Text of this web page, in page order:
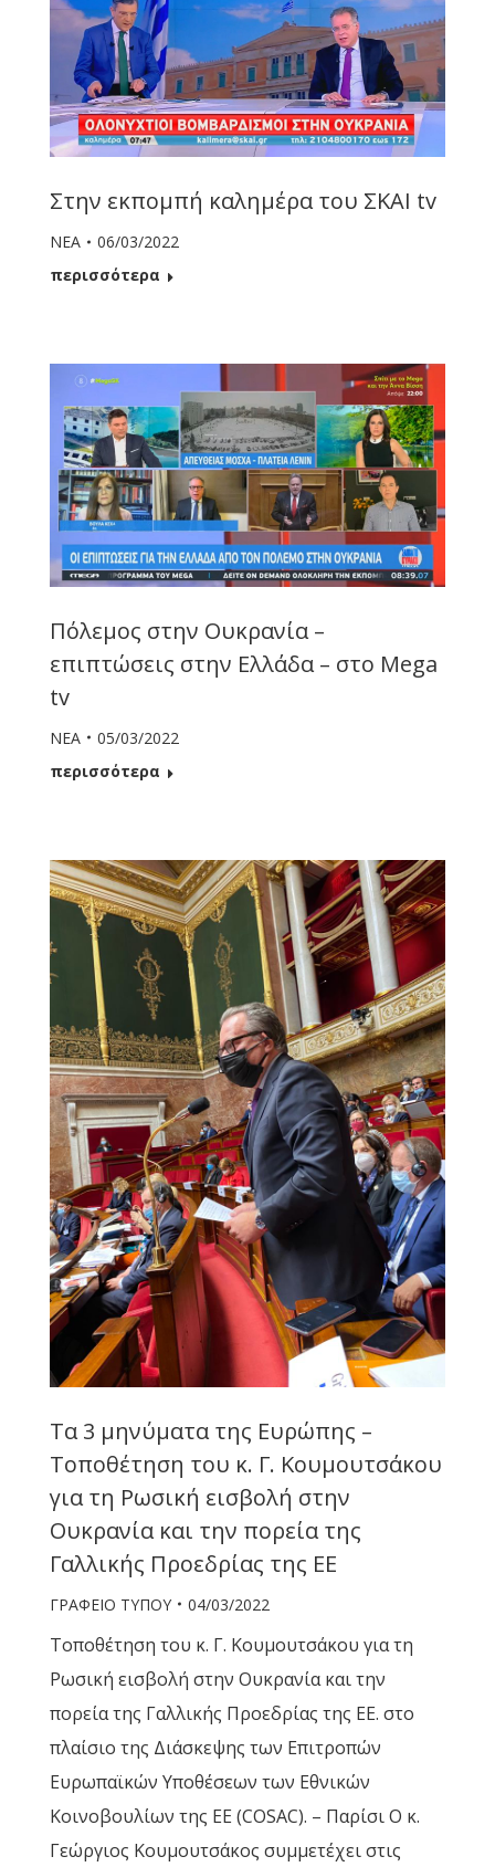
Στην εκπομπή καλημέρα του ΣΚΑΙ tv
ΝΕΑ
06/03/2022
περισσότερα
Πόλεμος στην Ουκρανία –
επιπτώσεις στην Ελλάδα – στο Mega
tv
ΝΕΑ
05/03/2022
περισσότερα
Τα 3 μηνύματα της Ευρώπης –
Τοποθέτηση του κ. Γ. Κουμουτσάκου
για τη Ρωσική εισβολή στην
Ουκρανία και την πορεία της
Γαλλικής Προεδρίας της ΕΕ
ΓΡΑΦΕΙΟ ΤΥΠΟΥ 04/03/2022
Τοποθέτηση του κ. Γ. Κουμουτσάκου για τη
Ρωσική εισβολή στην Ουκρανία και την
πορεία της Γαλλικής Προεδρίας της ΕΕ. στο
πλαίσιο της Διάσκεψης των Επιτροπών
Ευρωπαϊκών Υποθέσεων των Εθνικών
Κοινοβουλίων της ΕΕ (COSAC). – Παρίσι Ο κ.
Γεώργιος Κουμουτσάκος συμμετέχει στις